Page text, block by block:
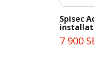
Spisec
7 900